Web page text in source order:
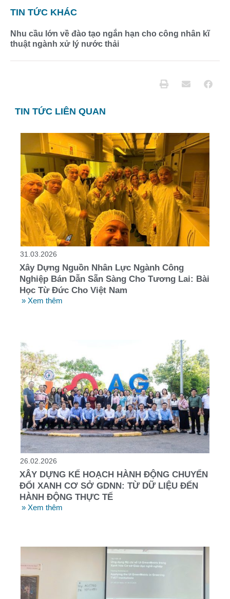
TIN TỨC KHÁC
Nhu cầu lớn về đào tạo ngắn hạn cho công nhân kĩ
thuật ngành xử lý nước thải
TIN TỨC LIÊN QUAN
31.03.2026
Xây Dựng Nguồn Nhân Lực Ngành Công
Nghiệp Bán Dẫn Sẵn Sàng Cho Tương Lai: Bài
Học Từ Đức Cho Việt Nam
» Xem thêm
26.02.2026
XÂY DỰNG KẾ HOẠCH HÀNH ĐỘNG CHUYỂN
ĐỔI XANH CƠ SỞ GDNN: TỪ DỮ LIỆU ĐẾN
HÀNH ĐỘNG THỰC TẾ
» Xem thêm